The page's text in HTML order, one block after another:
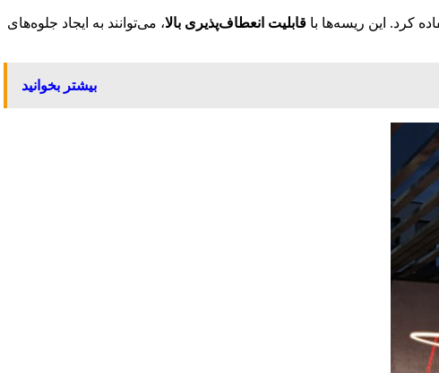
کرد. این ریسه‌ها با قابلیت انعطاف‌پذیری بالا، می‌توانند به ایجاد جلوه‌های
بیشتر بخوانید